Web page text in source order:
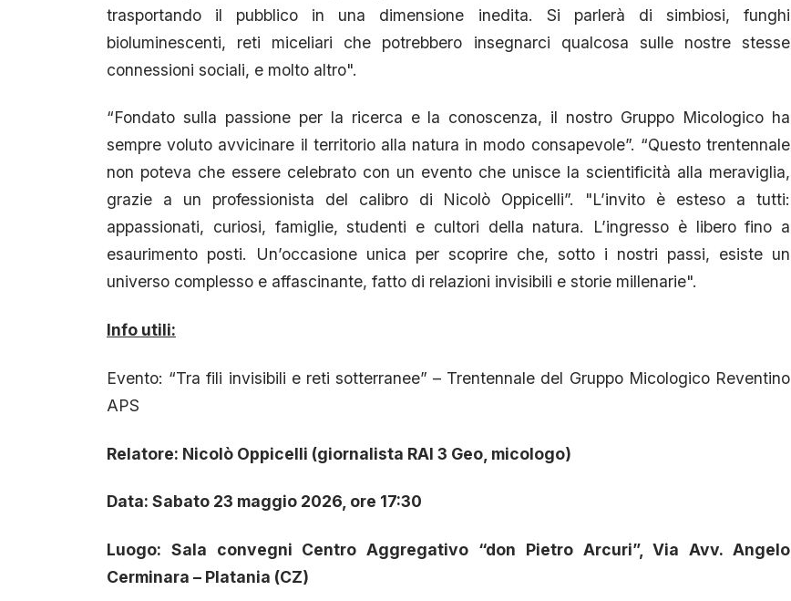
trasportando il pubblico in una dimensione inedita. Si parlerà di simbiosi, funghi
bioluminescenti, reti miceliari che potrebbero insegnarci qualcosa sulle nostre stesse
connessioni sociali, e molto altro".
“Fondato sulla passione per la ricerca e la conoscenza, il nostro Gruppo Micologico ha
sempre voluto avvicinare il territorio alla natura in modo consapevole”. “Questo trentennale
non poteva che essere celebrato con un evento che unisce la scientificità alla meraviglia,
grazie a un professionista del calibro di Nicolò Oppicelli”. "L’invito è esteso a tutti:
appassionati, curiosi, famiglie, studenti e cultori della natura. L’ingresso è libero fino a
esaurimento posti. Un’occasione unica per scoprire che, sotto i nostri passi, esiste un
universo complesso e affascinante, fatto di relazioni invisibili e storie millenarie".
Info utili:
Evento: “Tra fili invisibili e reti sotterranee” – Trentennale del Gruppo Micologico Reventino
APS
Relatore: Nicolò Oppicelli (giornalista RAI 3 Geo, micologo)
Data: Sabato 23 maggio 2026, ore 17:30
Luogo: Sala convegni Centro Aggregativo “don Pietro Arcuri”, Via Avv. Angelo
Cerminara – Platania (CZ)